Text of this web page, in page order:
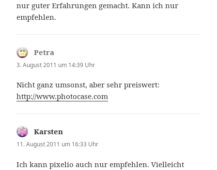
nur guter Erfahrungen gemacht. Kann ich nur
empfehlen.
Petra
3. August 2011 um 14:39 Uhr
Nicht ganz umsonst, aber sehr preiswert:
http://www.photocase.com
Karsten
11. August 2011 um 16:33 Uhr
Ich kann pixelio auch nur empfehlen. Vielleicht